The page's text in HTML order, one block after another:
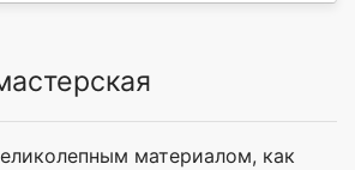
материалом, как